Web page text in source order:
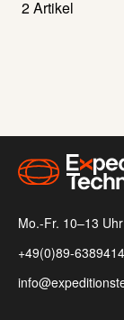
2Artikel
Mo.-Fr. 10–13
+49(0)89-